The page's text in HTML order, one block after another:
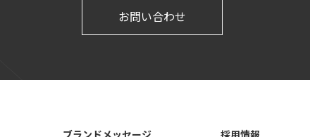
お問い合わせ